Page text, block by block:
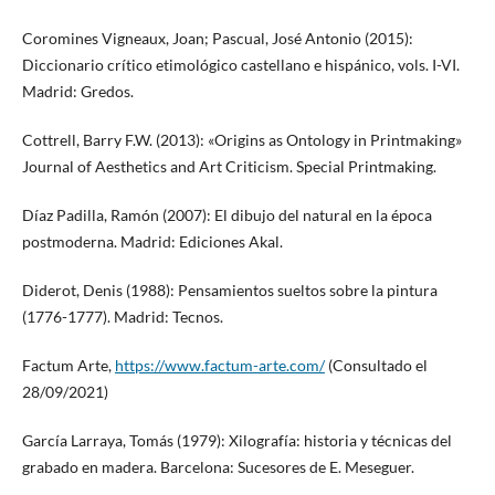
Coromines Vigneaux, Joan; Pascual, José Antonio (2015):
Diccionario crítico etimológico castellano e hispánico, vols. I-VI.
Madrid: Gredos.
Cottrell, Barry F.W. (2013): «Origins as Ontology in Printmaking»
Journal of Aesthetics and Art Criticism. Special Printmaking.
Díaz Padilla, Ramón (2007): El dibujo del natural en la época
postmoderna. Madrid: Ediciones Akal.
Diderot, Denis (1988): Pensamientos sueltos sobre la pintura
(1776-1777). Madrid: Tecnos.
Factum Arte, https://www.factum-arte.com/(Consultado el
28/09/2021)
García Larraya, Tomás (1979): Xilografía: historia y técnicas del
grabado en madera. Barcelona: Sucesores de E. Meseguer.